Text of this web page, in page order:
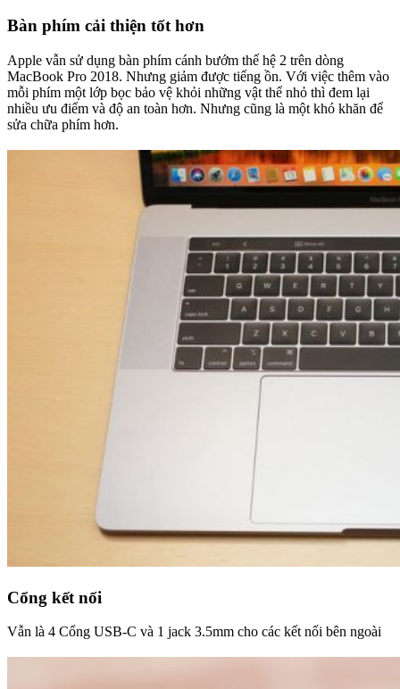
Bàn phím cải thiện tốt hơn
Apple vẫn sử dụng bàn phím cánh bướm thế hệ 2 trên dòng
MacBook Pro 2018. Nhưng giảm được tiếng ồn. Với việc thêm vào
mỗi phím một lớp bọc bảo vệ khỏi những vật thể nhỏ thì đem lại
nhiều ưu điểm và độ an toàn hơn. Nhưng cũng là một khó khăn để
sửa chữa phím hơn.
Cổng kết nối
Vẫn là 4 Cổng USB-C và 1 jack 3.5mm cho các kết nối bên ngoài